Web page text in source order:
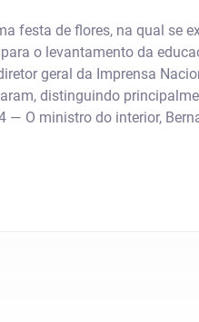
festa de flores, na qual se
o levantamento da
geral da Imprensa
distinguindo
— O ministro do interior,